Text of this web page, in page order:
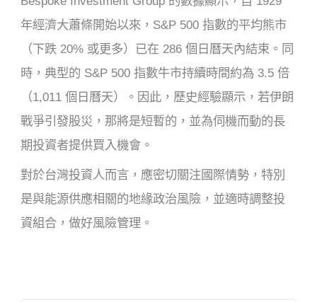
年經濟大蕭條開始以來，S&P 500 指數的平均熊市
（下跌 20% 或更多）已在 286 個日曆天內結束。同
時，典型的 S&P 500 指數牛市持續時間約為 3.5 倍
（1,011 個日曆天）。因此，歷史經驗顯示，若伊朗
戰爭引發股災，那將是短暫的，並為伺機而動的長
期投資者提供買入機會。
對於台灣投資人而言，應密切關注國際情勢，特別
是與能源供應相關的地緣政治風險，並適時調整投
資組合，做好風險管理。